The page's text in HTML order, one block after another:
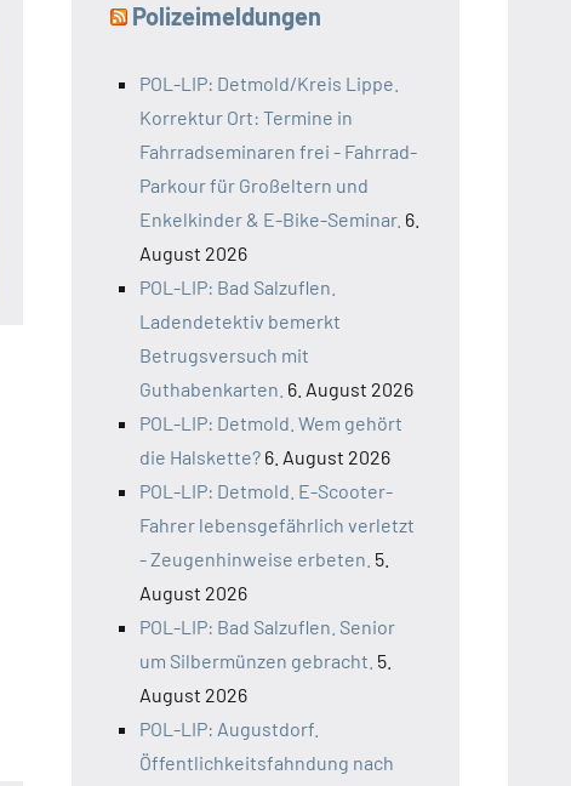
Polizeimeldungen
POL-LIP: Detmold/Kreis Lippe.
Korrektur Ort: Termine in
Fahrradseminaren frei - Fahrrad-
Parkour für Großeltern und
Enkelkinder & E-Bike-Seminar. 6.
August 2026
POL-LIP: Bad Salzuflen.
Ladendetektiv bemerkt
Betrugsversuch mit
Guthabenkarten. 6. August 2026
POL-LIP: Detmold. Wem gehört
die Halskette? 6. August 2026
POL-LIP: Detmold. E-Scooter-
Fahrer lebensgefährlich verletzt
- Zeugenhinweise erbeten. 5.
August 2026
POL-LIP: Bad Salzuflen. Senior
um Silbermünzen gebracht. 5.
August 2026
POL-LIP: Augustdorf.
Öffentlichkeitsfahndung nach